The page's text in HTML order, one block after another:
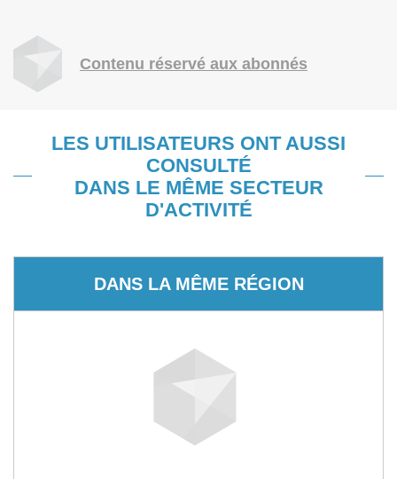
Contenu réservé aux abonnés
LES UTILISATEURS ONT AUSSI
CONSULTÉ
DANS LE MÊME SECTEUR
D'ACTIVITÉ
DANS LA MÊME RÉGION